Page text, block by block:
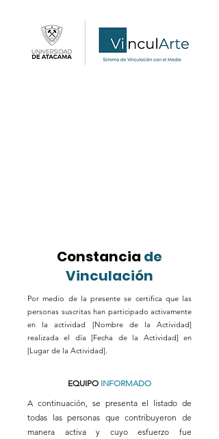
Constancia de
Vinculación
Por medio de la presente se certifica que las
personas suscritas han participado activamente
en la actividad [Nombre de la Actividad]
realizada el día [Fecha de la Actividad] en
[Lugar de la Actividad].
EQUIPO INFORMADO
A continuación, se presenta el listado de
todas las personas que contribuyeron de
manera activa y cuyo esfuerzo fue